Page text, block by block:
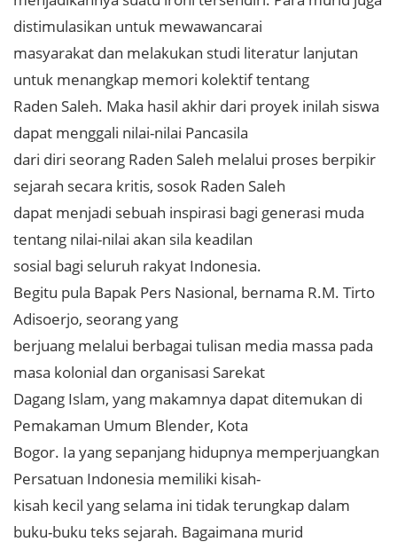
distimulasikan untuk mewawancarai
masyarakat dan melakukan studi literatur lanjutan
untuk menangkap memori kolektif tentang
Raden Saleh. Maka hasil akhir dari proyek inilah siswa
dapat menggali nilai-nilai Pancasila
dari diri seorang Raden Saleh melalui proses berpikir
sejarah secara kritis, sosok Raden Saleh
dapat menjadi sebuah inspirasi bagi generasi muda
tentang nilai-nilai akan sila keadilan
sosial bagi seluruh rakyat Indonesia.
Begitu pula Bapak Pers Nasional, bernama R.M. Tirto
Adisoerjo, seorang yang
berjuang melalui berbagai tulisan media massa pada
masa kolonial dan organisasi Sarekat
Dagang Islam, yang makamnya dapat ditemukan di
Pemakaman Umum Blender, Kota
Bogor. Ia yang sepanjang hidupnya memperjuangkan
Persatuan Indonesia memiliki kisah-
kisah kecil yang selama ini tidak terungkap dalam
buku-buku teks sejarah. Bagaimana murid